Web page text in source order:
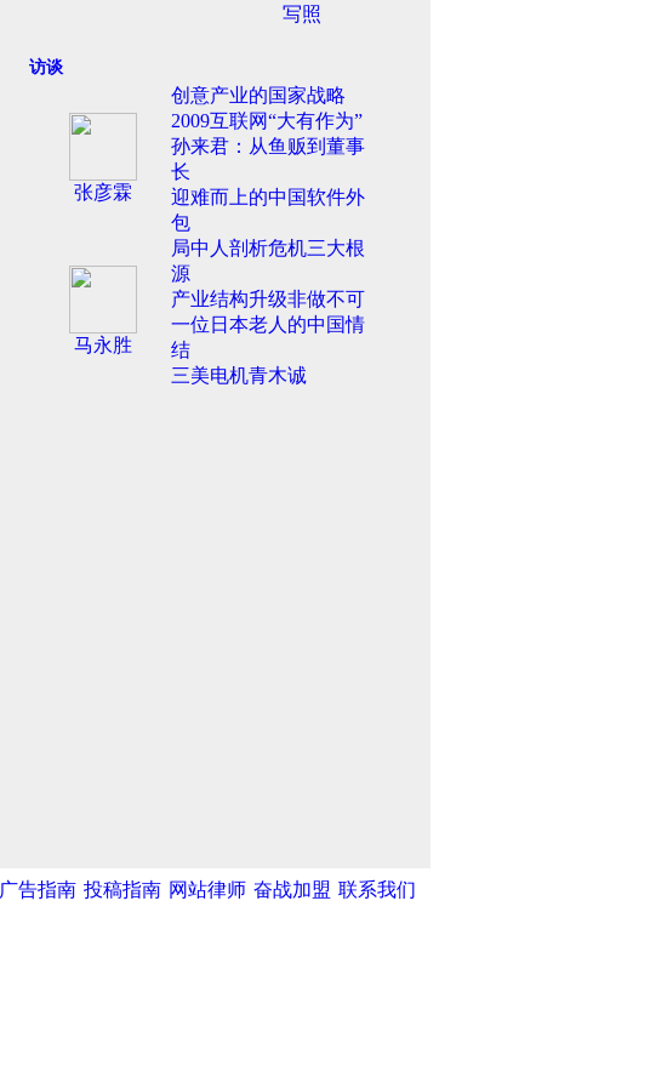
写照
访谈
张彦霖
创意产业的国家战略
2009互联网“大有作为”
孙来君：从鱼贩到董事
长
迎难而上的中国软件外
包
马永胜
局中人剖析危机三大根
源
产业结构升级非做不可
一位日本老人的中国情
结
三美电机青木诚
广告指南 投稿指南 网站律师 奋战加盟 联系我们